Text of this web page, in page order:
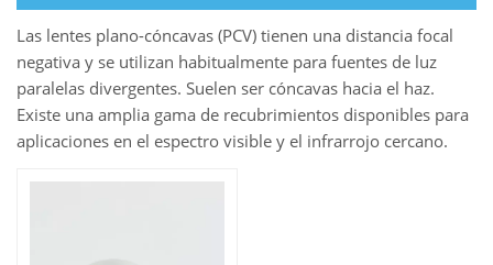
Las lentes plano-cóncavas (PCV) tienen una distancia focal
negativa y se utilizan habitualmente para fuentes de luz
paralelas divergentes. Suelen ser cóncavas hacia el haz.
Existe una amplia gama de recubrimientos disponibles para
aplicaciones en el espectro visible y el infrarrojo cercano.